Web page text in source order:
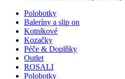
Polobotky
Baleríny a slip on
Kotníkové
Kozačky
Péče & Doplňky
Outlet
ROSALI
Polobotky